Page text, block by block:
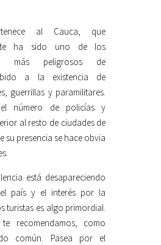
al Cauca, que
ha sido uno de los
más peligrosos de
a la existencia de
guerrillas y paramilitares.
número de policías y
al resto de ciudades de
su presencia se hace obvia
está desapareciendo
país y el interés por la
turistas es algo primordial.
recomendamos, como
común. Pasea por el